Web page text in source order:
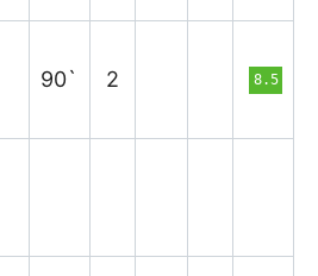
90` 2 8.5